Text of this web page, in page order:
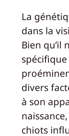
La
dans la
Bien qu’il
divers
à son
chiots